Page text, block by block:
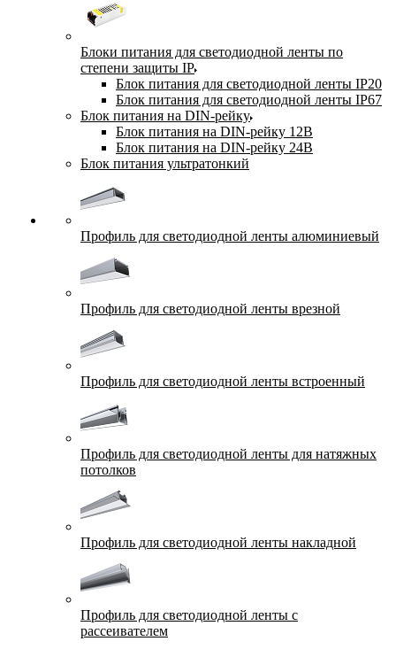
Блоки питания для светодиодной ленты по
степени защиты IP
Блок питания для светодиодной ленты IP20
Блок питания для светодиодной ленты IP67
Блок питания на DIN-рейку
Блок питания на DIN-рейку 12В
Блок питания на DIN-рейку 24В
Блок питания ультратонкий
Профиль для светодиодной ленты алюминиевый
Профиль для светодиодной ленты врезной
Профиль для светодиодной ленты встроенный
Профиль для светодиодной ленты для натяжных
потолков
Профиль для светодиодной ленты накладной
Профиль для светодиодной ленты с
рассеивателем